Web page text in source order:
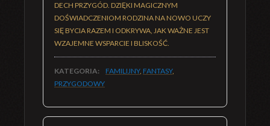
DECH PRZYGÓD. DZIĘKI MAGICZNYM
DOŚWIADCZENIOM RODZINA NA NOWO UCZY
SIĘ BYCIA RAZEM I ODKRYWA, JAK WAŻNE JEST
WZAJEMNE WSPARCIE I BLISKOŚĆ.
KATEGORIA: FAMILIJNY, FANTASY,
PRZYGODOWY